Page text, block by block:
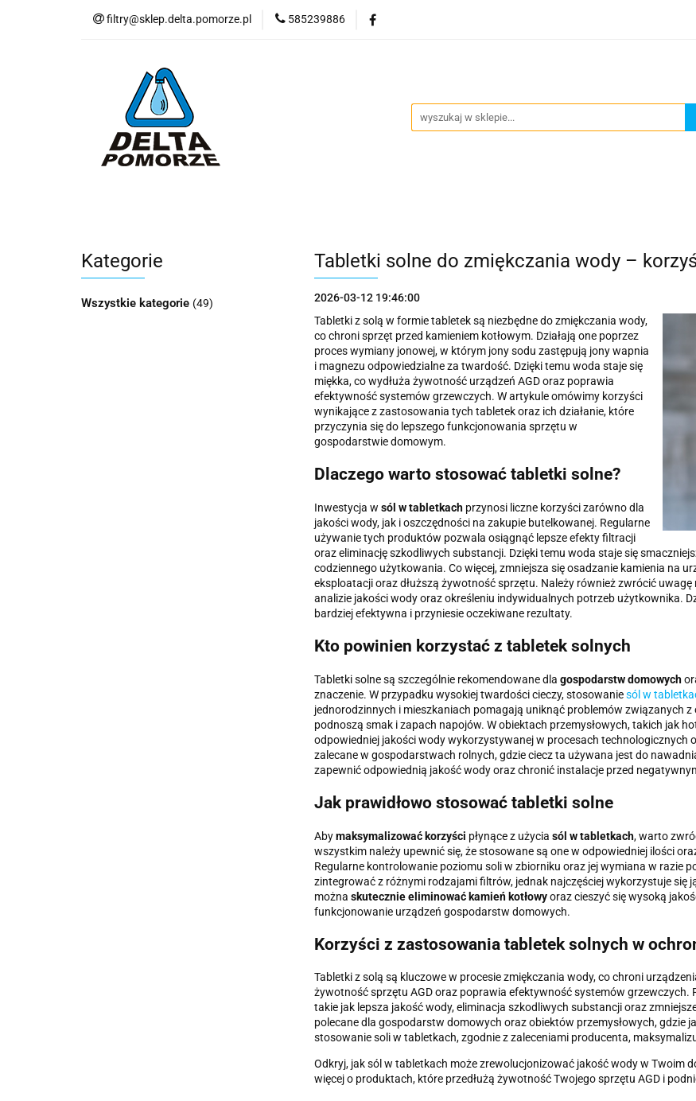
filtry@sklep.delta.pomorze.pl 585239886
Kategorie
Wszystkie kategorie (49)
Tabletki solne do zmiękczania wody –
2026-03-12 19:46:00
Tabletki z solą w formie tabletek są niezbędne do zmiękczania wody,
co chroni sprzęt przed kamieniem kotłowym. Działają one poprzez
proces wymiany jonowej, w którym jony sodu zastępują jony wapnia
i magnezu odpowiedzialne za twardość. Dzięki temu woda staje się
miękka, co wydłuża żywotność urządzeń AGD oraz poprawia
efektywność systemów grzewczych. W artykule omówimy korzyści
wynikające z zastosowania tych tabletek oraz ich działanie, które
przyczynia się do lepszego funkcjonowania sprzętu w
gospodarstwie domowym.
Dlaczego warto stosować tabletki solne?
Inwestycja w sól w tabletkachprzynosi liczne korzyści zarówno dla
jakości wody, jak i oszczędności na zakupie butelkowanej. Regularne
używanie tych produktów pozwala osiągnąć lepsze efekty filtracji
oraz eliminację szkodliwych substancji. Dzięki temu woda staje się
codziennego użytkowania. Co więcej, zmniejsza się osadzanie kamienia na
eksploatacji oraz dłuższą żywotność sprzętu. Należy również zwrócić uwagę
analizie jakości wody oraz określeniu indywidualnych potrzeb użytkownika.
bardziej efektywna i przyniesie oczekiwane rezultaty.
Kto powinien korzystać z tabletek solnych
Tabletki solne są szczególnie rekomendowane dla gospodarstw domowych
znaczenie. W przypadku wysokiej twardości cieczy, stosowaniesól w
jednorodzinnych i mieszkaniach pomagają uniknąć problemów związanych
podnoszą smak i zapach napojów. W obiektach przemysłowych, takich jak
odpowiedniej jakości wody wykorzystywanej w procesach technologicznych
zalecane w gospodarstwach rolnych, gdzie ciecz ta używana jest do
zapewnić odpowiednią jakość wody oraz chronić instalacje przed
Jak prawidłowo stosować tabletki solne
Abymaksymalizować korzyści płynące z użycia sól w tabletkach, warto
wszystkim należy upewnić się, że stosowane są one w odpowiedniej ilości
Regularne kontrolowanie poziomu soli w zbiorniku oraz jej wymiana w razie
zintegrować z różnymi rodzajami filtrów, jednak najczęściej wykorzystuje się
można skutecznie eliminować kamień kotłowyoraz cieszyć się wysoką
funkcjonowanie urządzeń gospodarstw domowych.
Korzyści z zastosowania tabletek solnych w
Tabletki z solą są kluczowe w procesie zmiękczania wody, co chroni
żywotność sprzętu AGD oraz poprawia efektywność systemów grzewczych.
takie jak lepsza jakość wody, eliminacja szkodliwych substancji oraz
polecane dla gospodarstw domowych oraz obiektów przemysłowych, gdzie
stosowanie soli w tabletkach, zgodnie z zaleceniami producenta,
Odkryj, jak sól w tabletkach może zrewolucjonizować jakość wody w Twoim
więcej o produktach, które przedłużą żywotność Twojego sprzętu AGD i